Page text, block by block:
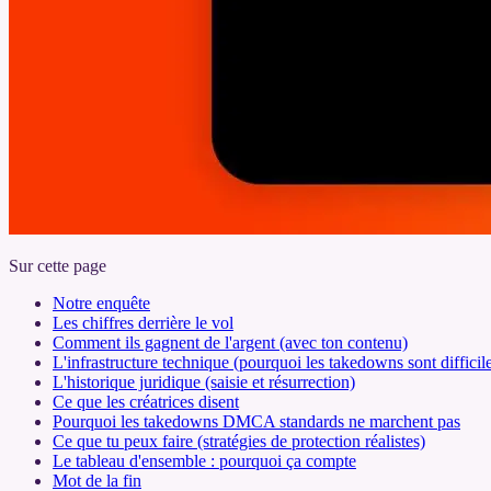
Sur cette page
Notre enquête
Les chiffres derrière le vol
Comment ils gagnent de l'argent (avec ton contenu)
L'infrastructure technique (pourquoi les takedowns sont
L'historique juridique (saisie et résurrection)
Ce que les créatrices disent
Pourquoi les takedowns DMCA standards ne marchent pas
Ce que tu peux faire (stratégies de protection réalistes)
Le tableau d'ensemble : pourquoi ça compte
Mot de la fin